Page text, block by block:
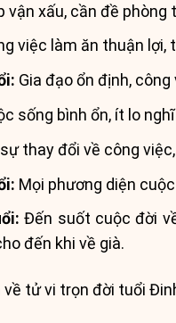
vận xấu, cần đề phòng
việc làm ăn thuận lợi,
Gia đạo ổn định,
sống bình ổn, ít lo
thay đổi về công
Mọi phương diện
Đến suốt cuộc đời
đến khi về già.
tử vi trọn đời tuổi